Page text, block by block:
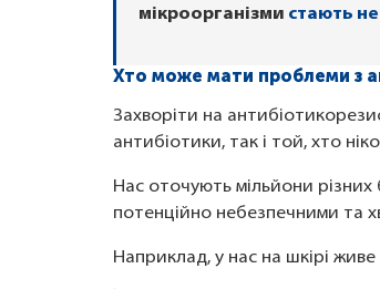
мікроорганізми стають
Хто може мати проблеми з
Захворіти на
антибіотики, так і той, хто
Нас оточують мільйони
потенційно небезпечними та
Наприклад, у нас на шкірі живе